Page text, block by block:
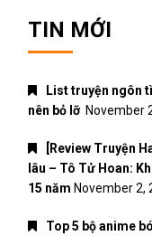
TIN MỚI
List truyện ngôn
nên bỏ lỡ November
[Review Truyện
lâu – Tô Tử Hoan:
15 năm November 2,
Top 5 bộ anime